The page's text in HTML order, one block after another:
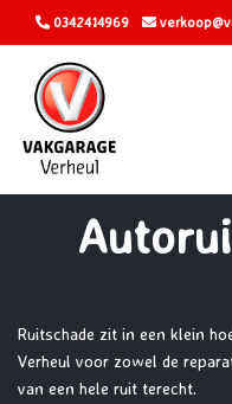
0342414969
Ruitschade zit in een klein
Verheul voor zowel de
van een hele ruit terecht.